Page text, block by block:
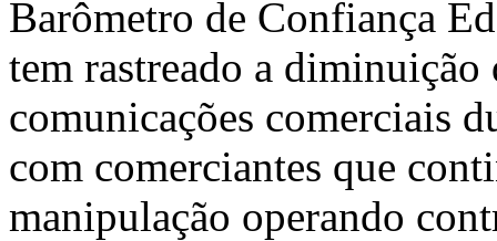
Barômetro de Confiança
tem rastreado a
comunicações comerciais
com comerciantes que
manipulação operando